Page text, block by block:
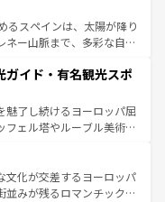
景やアマルフィ海岸の絶
。観光の合間には、本場の
ア料理を堪能することも
れない旅をしてみよう！
るスペインは、太陽が降り
ー山脈まで、多彩な自然
なフラメンコ、熱気あふ
が生活の一部となってい
た雰囲気や、バルセロナの
は古代ローマ遺跡や中世
異なるスペインはその個
れる人を魅了する。 なお、新着のスペイン情報は コ
。
ガイド・有名観光スポ
魅了し続けるヨーロッパ屈
ェル塔やルーブル美術館
華麗な宮殿、歴史的な大
かな自然が、訪れる者を心
は美食の国としても知ら
文化が交差するヨーロッパ
並みが残るロマンチック街